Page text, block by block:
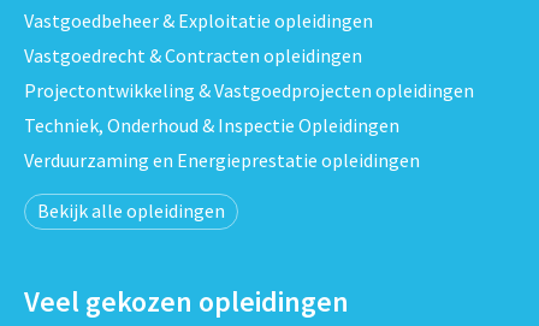
Vastgoedbeheer & Exploitatie opleidingen
Vastgoedrecht & Contracten opleidingen
Projectontwikkeling & Vastgoedprojecten opleidingen
Techniek, Onderhoud & Inspectie Opleidingen
Verduurzaming en Energieprestatie opleidingen
Bekijk alle opleidingen
Veel gekozen opleidingen